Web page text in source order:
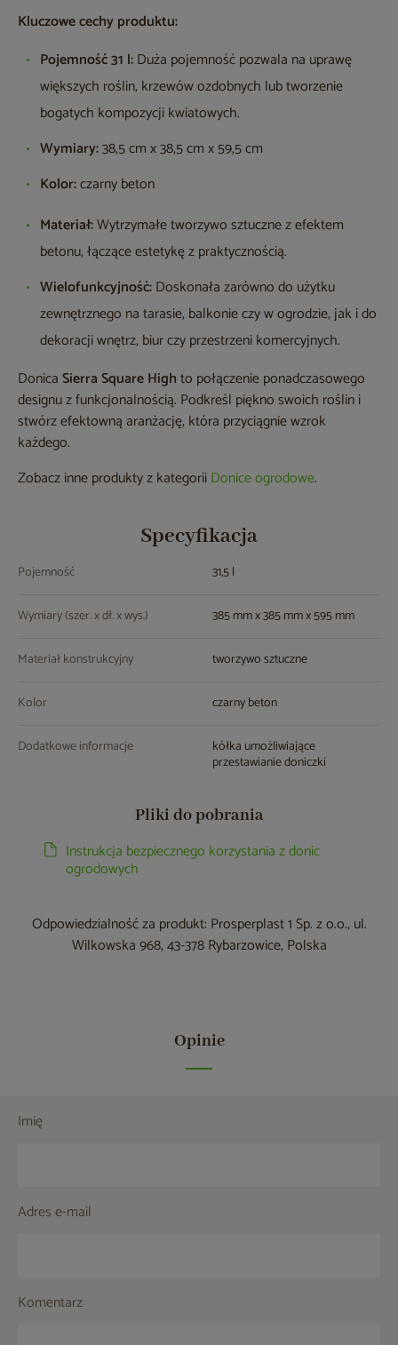
Kluczowe cechy produktu:
Pojemność 31 l:Duża pojemność pozwala na uprawę
większych roślin, krzewów ozdobnych lub tworzenie
bogatych kompozycji kwiatowych.
Wymiary:38,5 cm x 38,5 cm x 59,5 cm
Kolor:czarny beton
Materiał:Wytrzymałe tworzywo sztuczne z efektem
betonu, łączące estetykę z praktycznością.
Wielofunkcyjność:Doskonała zarówno do użytku
zewnętrznego na tarasie, balkonie czy w ogrodzie, jak i do
dekoracji wnętrz, biur czy przestrzeni komercyjnych.
DonicaSierra Square Highto połączenie ponadczasowego
designu z funkcjonalnością. Podkreśl piękno swoich roślin i
stwórz efektowną aranżację, która przyciągnie wzrok
każdego.
Zobacz inne produkty z kategoriiDonice ogrodowe.
Specyfikacja
Pojemność 31,5 l
Wymiary (szer. x dł. x wys.) 385 mm x 385 mm x 595 mm
Materiał konstrukcyjny tworzywo sztuczne
Kolor czarny beton
Dodatkowe informacje kółka umożliwiające
przestawianie doniczki
Pliki do pobrania
Instrukcja bezpiecznego korzystania z donic
ogrodowych
Odpowiedzialność za produkt: Prosperplast 1 Sp. z o.o., ul.
Wilkowska 968, 43-378 Rybarzowice, Polska
Opinie
Imię
Adres e-mail
Komentarz